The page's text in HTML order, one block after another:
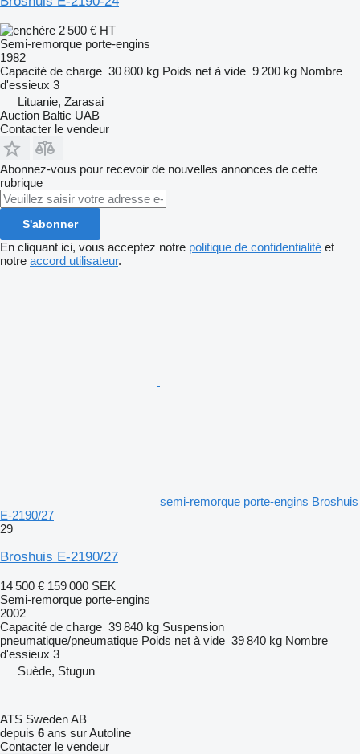
2 500 € HT
Semi-remorque porte-engins
1982
Capacité de charge 30 800 kg Poids net à vide 9 200 kg Nombre
d'essieux 3
Lituanie, Zarasai
Auction Baltic UAB
Contacter le vendeur
Abonnez-vous pour recevoir de nouvelles annonces de cette
rubrique
S'abonner
En cliquant ici, vous acceptez notre politique de confidentialité et
notre accord utilisateur.
semi-remorque porte-engins Broshuis
E-2190/27
29
Broshuis E-2190/27
14 500 € 159 000 SEK
Semi-remorque porte-engins
2002
Capacité de charge 39 840 kg Suspension
pneumatique/pneumatique Poids net à vide 39 840 kg Nombre
d'essieux 3
Suède, Stugun
ATS Sweden AB
depuis 6 ans sur Autoline
Contacter le vendeur